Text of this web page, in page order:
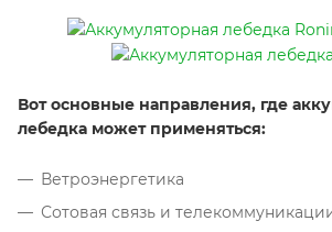
Вот основные направления, где
лебедка может применяться:
Ветроэнергетика
Сотовая связь и